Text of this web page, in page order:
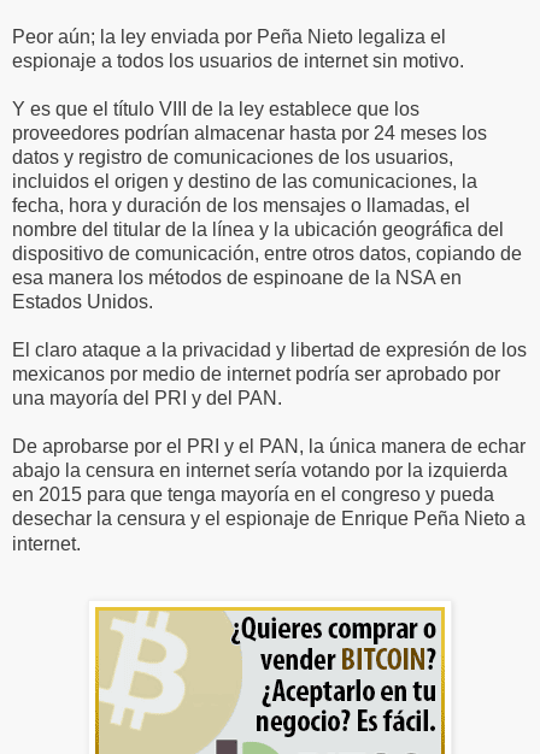
Peor aún; la ley enviada por Peña Nieto legaliza el
espionaje a todos los usuarios de internet sin motivo.
Y es que el título VIII de la ley establece que los
proveedores podrían almacenar hasta por 24 meses los
datos y registro de comunicaciones de los usuarios,
incluidos el origen y destino de las comunicaciones, la
fecha, hora y duración de los mensajes o llamadas, el
nombre del titular de la línea y la ubicación geográfica del
dispositivo de comunicación, entre otros datos, copiando de
esa manera los métodos de espinoane de la NSA en
Estados Unidos.
El claro ataque a la privacidad y libertad de expresión de los
mexicanos por medio de internet podría ser aprobado por
una mayoría del PRI y del PAN.
De aprobarse por el PRI y el PAN, la única manera de echar
abajo la censura en internet sería votando por la izquierda
en 2015 para que tenga mayoría en el congreso y pueda
desechar la censura y el espionaje de Enrique Peña Nieto a
internet.